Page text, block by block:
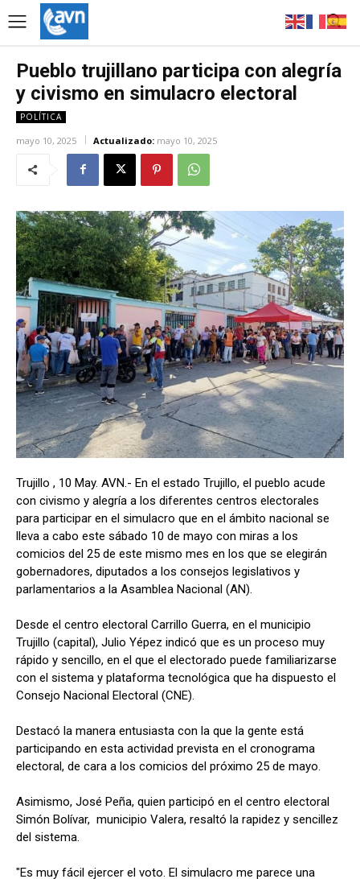
Pueblo trujillano participa con alegría
y civismo en simulacro electoral
POLÍTICA
mayo 10, 2025 Actualizado: mayo 10, 2025
Trujillo , 10 May. AVN.- En el estado Trujillo, el pueblo acude
con civismo y alegría a los diferentes centros electorales
para participar en el simulacro que en el ámbito nacional se
lleva a cabo este sábado 10 de mayo con miras a los
comicios del 25 de este mismo mes en los que se elegirán
gobernadores, diputados a los consejos legislativos y
parlamentarios a la Asamblea Nacional (AN).
Desde el centro electoral Carrillo Guerra, en el municipio
Trujillo (capital), Julio Yépez indicó que es un proceso muy
rápido y sencillo, en el que el electorado puede familiarizarse
con el sistema y plataforma tecnológica que ha dispuesto el
Consejo Nacional Electoral (CNE).
Destacó la manera entusiasta con la que la gente está
participando en esta actividad prevista en el cronograma
electoral, de cara a los comicios del próximo 25 de mayo.
Asimismo, José Peña, quien participó en el centro electoral
Simón Bolívar, municipio Valera, resaltó la rapidez y sencillez
del sistema.
"Es muy fácil ejercer el voto. El simulacro me parece una